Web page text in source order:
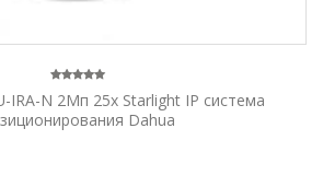
IRA-N 2Мп 25x Starlight IP система
Dahua